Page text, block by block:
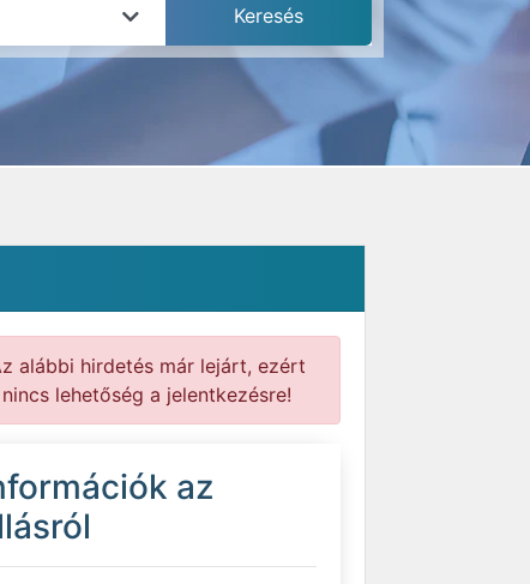
alábbi hirdetés már lejárt, ezért
nincs lehetőség a jelentkezésre!
az